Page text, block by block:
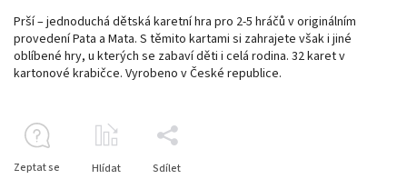
Prší – jednoduchá dětská karetní hra pro 2-5 hráčů v originálním
provedení Pata a Mata. S těmito kartami si zahrajete však i jiné
oblíbené hry, u kterých se zabaví děti i celá rodina. 32 karet v
kartonové krabičce. Vyrobeno v České republice.
Zeptat se Hlídat Sdílet